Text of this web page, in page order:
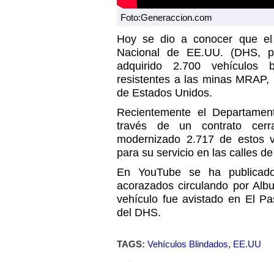
Foto:Generaccion.com
Hoy se dio a conocer que el
Nacional de EE.UU. (DHS,
adquirido 2.700 vehículos
resistentes a las minas
de Estados Unidos.
Recientemente el
través de un contrato
modernizado 2.717 de estos
para su servicio en las calles
En YouTube se ha
acorazados circulando por
vehículo fue avistado en El
del DHS.
TAGS: Vehículos Blindados, EE.UU